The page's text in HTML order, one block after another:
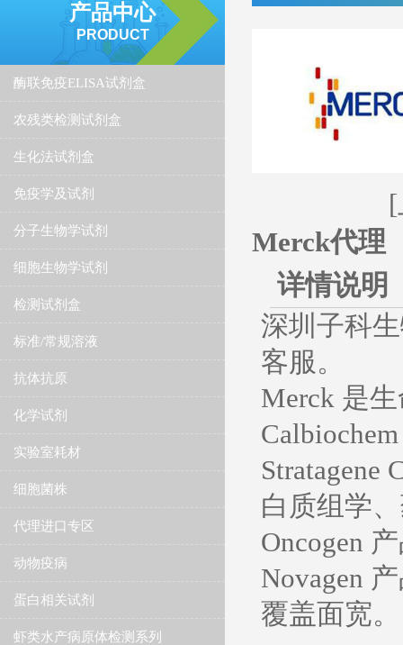
产品中心
PRODUCT
酶联免疫ELISA试剂盒
农残类检测试剂盒
生化法试剂盒
免疫学及试剂
分子生物学试剂
细胞生物学试剂
检测试剂盒
标准/常规溶液
抗体抗原
化学试剂
实验室耗材
细胞菌株
代理进口专区
动物疫病
蛋白相关试剂
虾类水产病原体检测系列
Merck代理
详情说明
深圳子科
客服。
Merck 是
Stratagene
白质组学
Oncogen
Novagen
覆盖面宽。